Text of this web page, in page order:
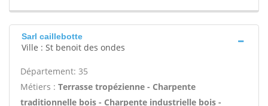
Sarl caillebotte
Ville : St benoit des ondes
Département: 35
Métiers : Terrasse tropézienne - Charpente
traditionnelle bois - Charpente industrielle bois -